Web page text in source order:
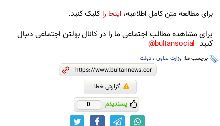
برای مطالعه متن کامل اطلاعیه، اینجا را کلیک کنید.
برای مشاهده مطالب اجتماعی ما را در کانال بولتن اجتماعی دنبال
کنید bultansocial@
برچسب ها: وزارت تعاون ، دولت
گزارش خطا
پسندیدم 0